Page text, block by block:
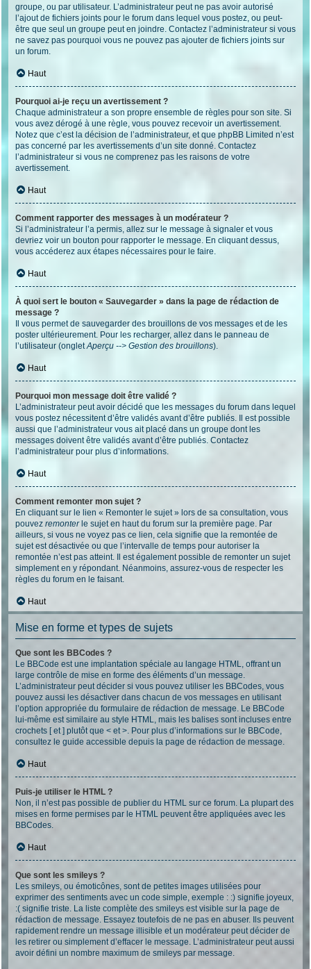
groupe, ou par utilisateur. L’administrateur peut ne pas avoir autorisé
l’ajout de fichiers joints pour le forum dans lequel vous postez, ou peut-
être que seul un groupe peut en joindre. Contactez l’administrateur si vous
ne savez pas pourquoi vous ne pouvez pas ajouter de fichiers joints sur
un forum.
Haut
Pourquoi ai-je reçu un avertissement ?
Chaque administrateur a son propre ensemble de règles pour son site. Si
vous avez dérogé à une règle, vous pouvez recevoir un avertissement.
Notez que c’est la décision de l’administrateur, et que phpBB Limited n’est
pas concerné par les avertissements d’un site donné. Contactez
l’administrateur si vous ne comprenez pas les raisons de votre
avertissement.
Haut
Comment rapporter des messages à un modérateur ?
Si l’administrateur l’a permis, allez sur le message à signaler et vous
devriez voir un bouton pour rapporter le message. En cliquant dessus,
vous accéderez aux étapes nécessaires pour le faire.
Haut
À quoi sert le bouton « Sauvegarder » dans la page de rédaction de
message ?
Il vous permet de sauvegarder des brouillons de vos messages et de les
poster ultérieurement. Pour les recharger, allez dans le panneau de
l’utilisateur (ongletAperçu --> Gestion des brouillons).
Haut
Pourquoi mon message doit être validé ?
L’administrateur peut avoir décidé que les messages du forum dans lequel
vous postez nécessitent d’être validés avant d’être publiés. Il est possible
aussi que l’administrateur vous ait placé dans un groupe dont les
messages doivent être validés avant d’être publiés. Contactez
l’administrateur pour plus d’informations.
Haut
Comment remonter mon sujet ?
En cliquant sur le lien « Remonter le sujet » lors de sa consultation, vous
pouvez remonterle sujet en haut du forum sur la première page. Par
ailleurs, si vous ne voyez pas ce lien, cela signifie que la remontée de
sujet est désactivée ou que l’intervalle de temps pour autoriser la
remontée n’est pas atteint. Il est également possible de remonter un sujet
simplement en y répondant. Néanmoins, assurez-vous de respecter les
règles du forum en le faisant.
Haut
Mise en forme et types de sujets
Que sont les BBCodes ?
Le BBCode est une implantation spéciale au langage HTML, offrant un
large contrôle de mise en forme des éléments d’un message.
L’administrateur peut décider si vous pouvez utiliser les BBCodes, vous
pouvez aussi les désactiver dans chacun de vos messages en utilisant
l’option appropriée du formulaire de rédaction de message. Le BBCode
lui-même est similaire au style HTML, mais les balises sont incluses entre
crochets [ et ] plutôt que < et >. Pour plus d’informations sur le BBCode,
consultez le guide accessible depuis la page de rédaction de message.
Haut
Puis-je utiliser le HTML ?
Non, il n’est pas possible de publier du HTML sur ce forum. La plupart des
mises en forme permises par le HTML peuvent être appliquées avec les
BBCodes.
Haut
Que sont les smileys ?
Les smileys, ou émoticônes, sont de petites images utilisées pour
exprimer des sentiments avec un code simple, exemple : :) signifie joyeux,
:( signifie triste. La liste complète des smileys est visible sur la page de
rédaction de message. Essayez toutefois de ne pas en abuser. Ils peuvent
rapidement rendre un message illisible et un modérateur peut décider de
les retirer ou simplement d’effacer le message. L’administrateur peut aussi
avoir défini un nombre maximum de smileys par message.